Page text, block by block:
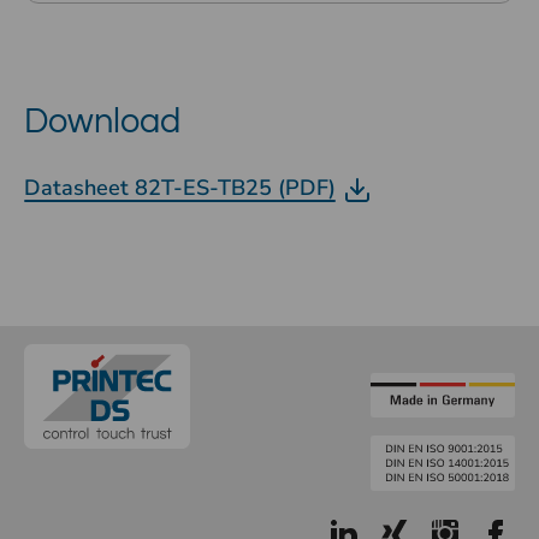
Download
Datasheet 82T-ES-TB25 (PDF)